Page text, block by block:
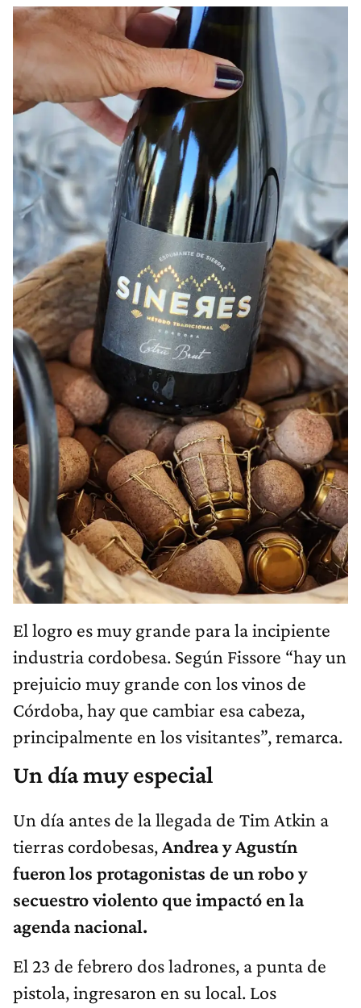
El logro es muy grande para la incipiente
industria cordobesa. Según Fissore “hay un
prejuicio muy grande con los vinos de
Córdoba, hay que cambiar esa cabeza,
principalmente en los visitantes”, remarca.
Un día muy especial
Un día antes de la llegada de Tim Atkin a
tierras cordobesas,Andrea y Agustín
fueron los protagonistas de un robo y
secuestro violento que impactó en la
agenda nacional.
El 23 de febrero dos ladrones, a punta de
pistola, ingresaron en su local. Los